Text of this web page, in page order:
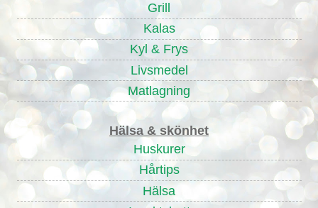
Grill
Kalas
Kyl & Frys
Livsmedel
Matlagning
Hälsa & skönhet
Huskurer
Hårtips
Hälsa